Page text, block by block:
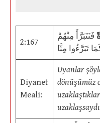
2:167
فَنَتَبَرَّأَ مِنْهُمْ
تَبَرَّءُوا مِنَّا
Diyanet
Meali:
Uyanlar
dönüşümüz